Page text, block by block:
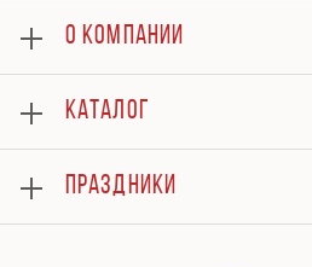
О КОМПАНИИ
Оплата
Отзывы
Гарантии
Доставка
Вопросы и ответы
КАТАЛОГ
Букеты
Композиции
ПРАЗДНИКИ